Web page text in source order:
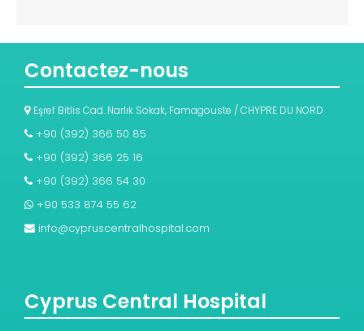
Contactez-nous
Eşref Bitlis Cad. Narlık Sokak, Famagouste / CHYPRE DU NORD
+90 (392) 366 50 85
+90 (392) 366 25 16
+90 (392) 366 54 30
+90 533 874 55 62
info@cypruscentralhospital.com
Cyprus Central Hospital